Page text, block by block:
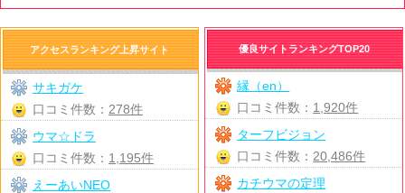
優良サイトランキングTOP20
縁（en）
口コミ件数： 1,920件
ターフビジョン
口コミ件数： 20,486件
カチウマの定理
アクセスランキング上昇サイト
サキガケ
口コミ件数： 278件
ウマ☆ドラ
口コミ件数： 1,195件
えーあいNEO